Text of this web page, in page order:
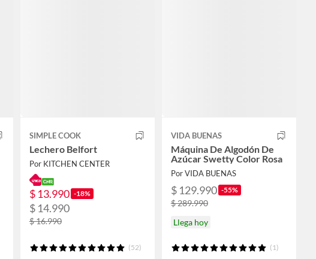
SIMPLE COOK
Lechero Belfort
Por KITCHEN CENTER
$ 13.990 -18%
$ 14.990
$ 16.990
(52)
VIDA BUENAS
Máquina De Algodón De
Azúcar Swetty Color Rosa
Por VIDA BUENAS
$ 129.990 -55%
$ 289.990
Llega hoy
(1)